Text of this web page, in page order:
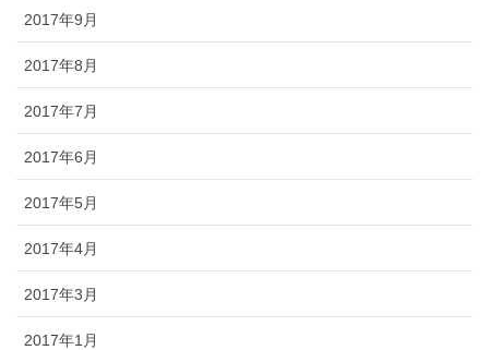
2017年9月
2017年8月
2017年7月
2017年6月
2017年5月
2017年4月
2017年3月
2017年1月